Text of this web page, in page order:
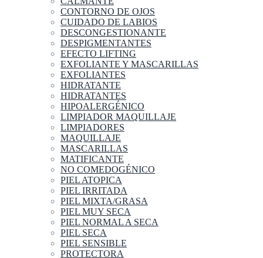
CONTORNO DE OJOS
CUIDADO DE LABIOS
DESCONGESTIONANTE
DESPIGMENTANTES
EFECTO LIFTING
EXFOLIANTE Y MASCARILLAS
EXFOLIANTES
HIDRATANTE
HIDRATANTES
HIPOALERGÉNICO
LIMPIADOR MAQUILLAJE
LIMPIADORES
MAQUILLAJE
MASCARILLAS
MATIFICANTE
NO COMEDOGÉNICO
PIEL ATOPICA
PIEL IRRITADA
PIEL MIXTA/GRASA
PIEL MUY SECA
PIEL NORMAL A SECA
PIEL SECA
PIEL SENSIBLE
PROTECTORA